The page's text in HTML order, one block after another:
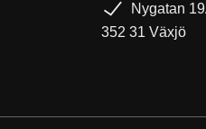
Nygatan
352 31 Växjö